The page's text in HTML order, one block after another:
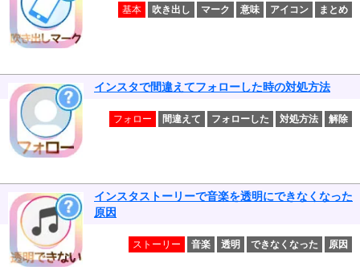
基本 吹き出し マーク 意味 アイコン まとめ
インスタで間違えてフォローした時の対処方法
フォロー 間違えて フォローした 対処方法 解除
インスタストーリーで音楽を透明にできなくなった
原因
ストーリー 音楽 透明 できなくなった 原因